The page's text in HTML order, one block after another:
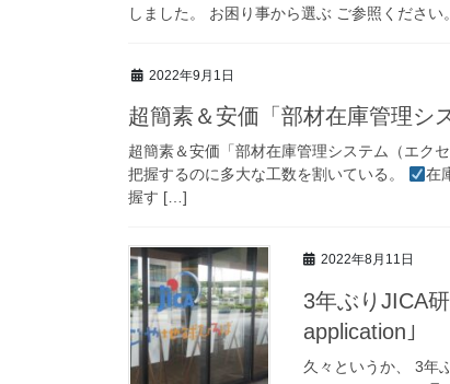
しました。 お困り事から選ぶ ご参照ください。
2022年9月1日
超簡素＆安価「部材在庫管理
超簡素＆安価「部材在庫管理システム（エク
把握するのに多大な工数を割いている。
在
握す […]
2022年8月11日
3年ぶりJICA研修～｢Manufacturing workshop management & IT
application｣
久々というか、 3年